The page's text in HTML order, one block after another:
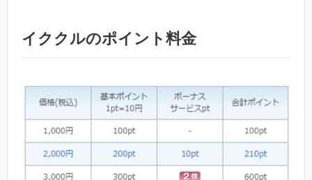
イククルのポイント料金